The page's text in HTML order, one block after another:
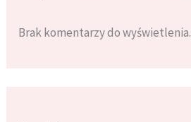
Brak komentarzy do wyświetlenia.